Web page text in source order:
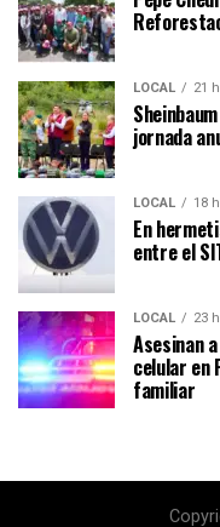
LOCAL 21
jornada
LOCAL 18
En
entre el
LOCAL 23
Asesinan
celular en
familiar